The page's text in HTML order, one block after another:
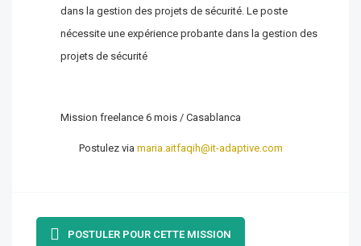
dans la gestion des projets de sécurité. Le poste
nécessite une expérience probante dans la gestion des
projets de sécurité
Mission freelance 6 mois / Casablanca
Postulez via maria.aitfaqih@it-adaptive.com
POSTULER POUR CETTE MISSION